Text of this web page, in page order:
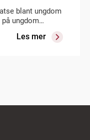
blant ungdom
ungdom…
Les mer